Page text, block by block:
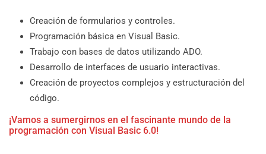
Creación de formularios y controles.
Programación básica en Visual Basic.
Trabajo con bases de datos utilizando ADO.
Desarrollo de interfaces de usuario interactivas.
Creación de proyectos complejos y estructuración del
código.
¡Vamos a sumergirnos en el fascinante mundo de la
programación con Visual Basic 6.0!